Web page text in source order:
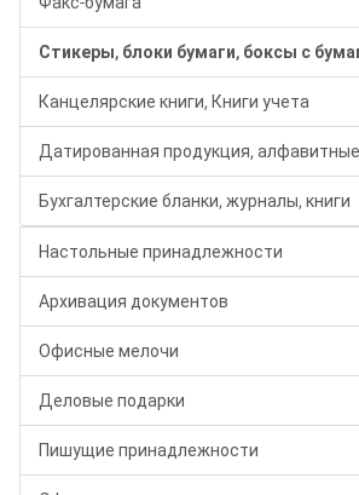
Стикеры, блоки бумаги, боксы с
Канцелярские книги, Книги учета
Датированная продукция, алфавитные
Бухгалтерские бланки, журналы, книги
Настольные принадлежности
Архивация документов
Офисные мелочи
Деловые подарки
Пишущие принадлежности